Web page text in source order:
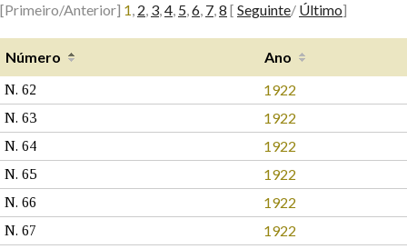
[Primeiro/Anterior] 1, 2, 3,4, 5,6, 7,8 [ Seguinte/ Último]
Número Ano
N. 62 1922
N. 63 1922
N. 64 1922
N. 65 1922
N. 66 1922
N. 67 1922